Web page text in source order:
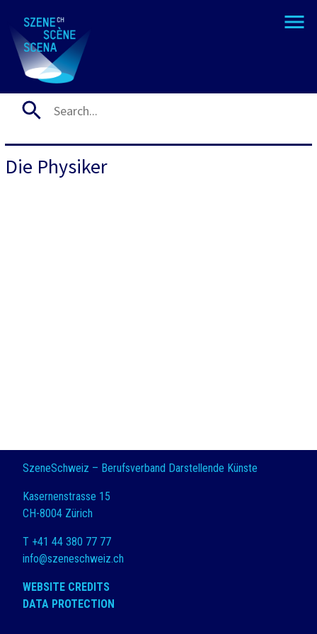
Die Physiker
SzeneSchweiz – Berufsverband Darstellende Künste
Kasernenstrasse 15
CH-8004 Zürich
T +41 44 380 77 77
info@szeneschweiz.ch
WEBSITE CREDITS
DATA PROTECTION